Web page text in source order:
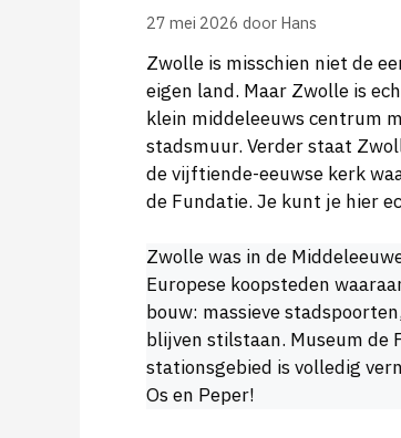
27 mei 2026 door Hans
Zwolle is misschien niet de
eigen land. Maar Zwolle is
klein middeleeuws centrum
stadsmuur. Verder staat
de vijftiende-eeuwse kerk
de Fundatie. Je kunt je hier
Zwolle was in de
Europese koopsteden
bouw: massieve
blijven stilstaan. Museum de
stationsgebied is volledig
Os en Peper!